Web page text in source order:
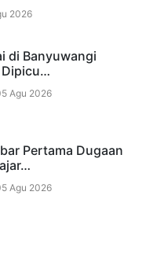
2026
di Banyuwangi
Dipicu…
Agu 2026
Pertama Dugaan
Agu 2026